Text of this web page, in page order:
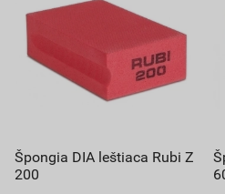
Špongia DIA leštiaca Rubi Z
200